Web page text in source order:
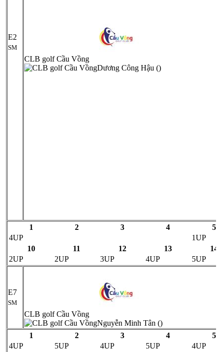
E2
SM
CLB golf Cầu Vồng
Dương Công Hậu ()
1 2 3 4
5
4UP
1UP
10
11 12 13
14
2UP
2UP 3UP 4UP 5UP
E7
SM
CLB golf Cầu Vồng
Nguyễn Minh Tân ()
1
2 3 4
5
4UP
5UP 4UP 5UP
4UP